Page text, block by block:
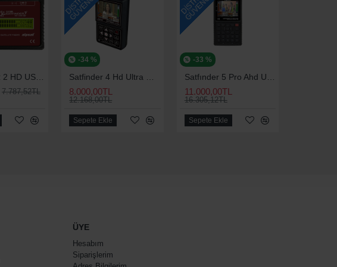
SATFINDER 2 HD USB UYDU YÖN BULUCU
7.787,52TL
-34 %
Satfinder 4 Hd Ultra Görüntülü Uydu Yön Bulma Cihazı | Uydu Yön Bulucu | Satfinder 4 Hd
8.000,00TL
12.168,00TL
Sepete Ekle
-33 %
Satfınder 5 Pro Ahd Uydu Bulucu Uydu Yön Bulma Cihazı | Uydu Yön Bulucu | Satfinder 5 Hd
11.000,00TL
16.305,12TL
Sepete Ekle
ÜYE
Hesabım
Siparişlerim